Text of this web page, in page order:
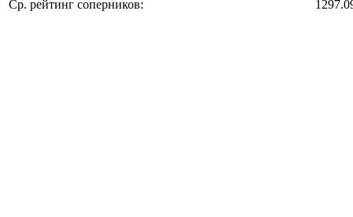
Ср. рейтинг соперников: